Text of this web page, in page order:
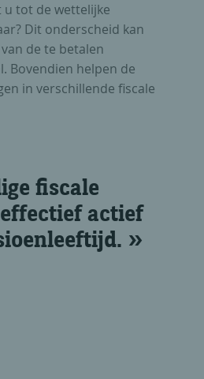
u tot de wettelijke
Dit onderscheid kan
de te betalen
Bovendien helpen de
in verschillende fiscale
fiscale
actief